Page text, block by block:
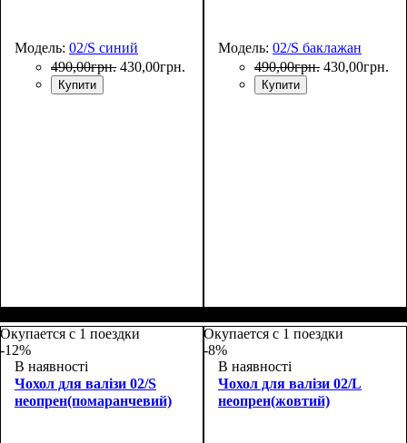
Модель: 02/S синий
490,00грн. 430,00грн.
Купити
Модель: 02/S баклажан
490,00грн. 430,00грн.
Купити
Окупается с 1 поездки
-12%
В наявності
Чохол для валізи 02/S
неопрен(помаранчевий)
Окупается с 1 поездки
-8%
В наявності
Чохол для валізи 02/L
неопрен(жовтий)